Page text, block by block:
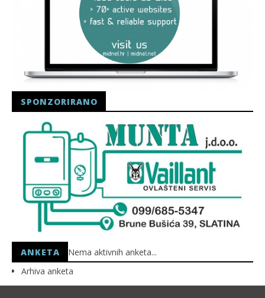
SPONZORIRANO
ANKETA
Nema aktivnih anketa...
Arhiva anketa